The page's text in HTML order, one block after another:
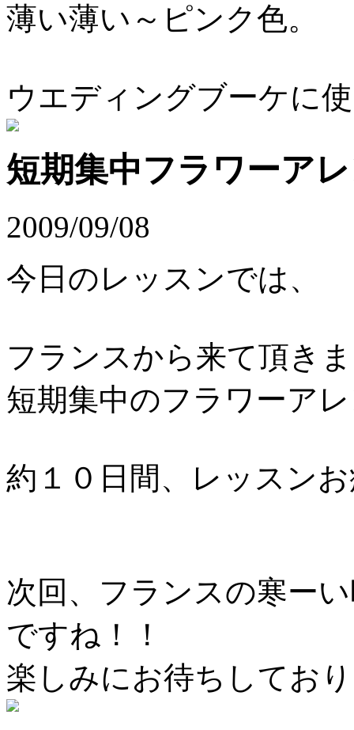
薄い薄い～ピンク色。
ウエディングブーケに
短期集中フラワーア
2009/09/08
今日のレッスンでは、
フランスから来て頂き
短期集中のフラワーア
約１０日間、レッスン
次回、フランスの寒ー
ですね！！
楽しみにお待ちしてお